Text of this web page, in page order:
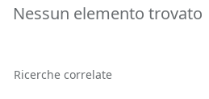
Nessun elemento trovato
Ricerche correlate